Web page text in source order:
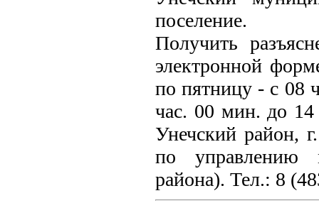
поселение.
Получить
электронной
по пятницу - с 08
час. 00 мин. до 14
Унечский район,
по управлению
района). Тел.: 8